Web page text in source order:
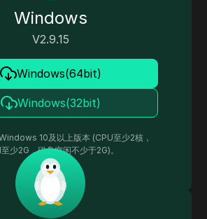
Windows
V2.9.15
Windows(64bit)
Windows(32bit)
10及以上版本 (CPU至少2核，
少2G，磁盘空闲不少于2G)。